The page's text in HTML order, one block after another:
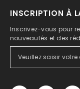
INSCRIPTION À
Inscrivez-vous pour
nouveautés et des